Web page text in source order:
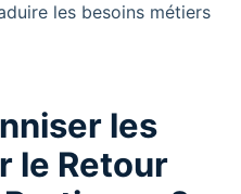
les besoins métiers
les
le Retour